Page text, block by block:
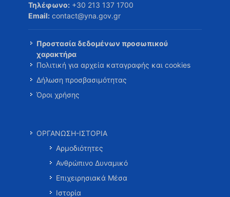
Τηλέφωνο: +30 213 137 1700
Email: contact@yna.gov.gr
Προστασία δεδομένων προσωπικού
χαρακτήρα
Πολιτική για αρχεία καταγραφής και cookies
Δήλωση προσβασιμότητας
Όροι χρήσης
ΟΡΓΑΝΩΣΗ-ΙΣΤΟΡΙΑ
Αρμοδιότητες
Ανθρώπινο Δυναμικό
Επιχειρησιακά Μέσα
Ιστορία